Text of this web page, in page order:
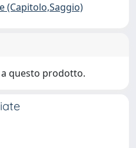
(Capitolo,Saggio)
questo prodotto.